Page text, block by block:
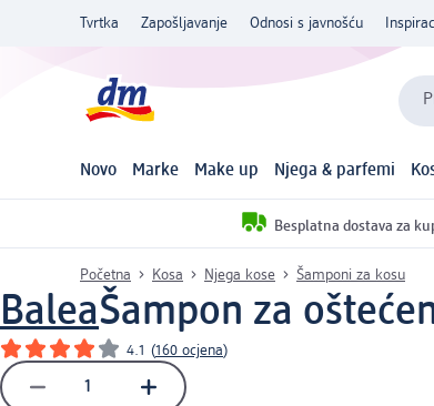
Tvrtka Zapošljavanje Odnosi s javnošću
Novo Marke Make up Njega & parfemi
Besplatna dostava za
Početna Kosa Njega kose Šamponi za kosu
BaleaŠampon za
4.1 (160 ocjena)